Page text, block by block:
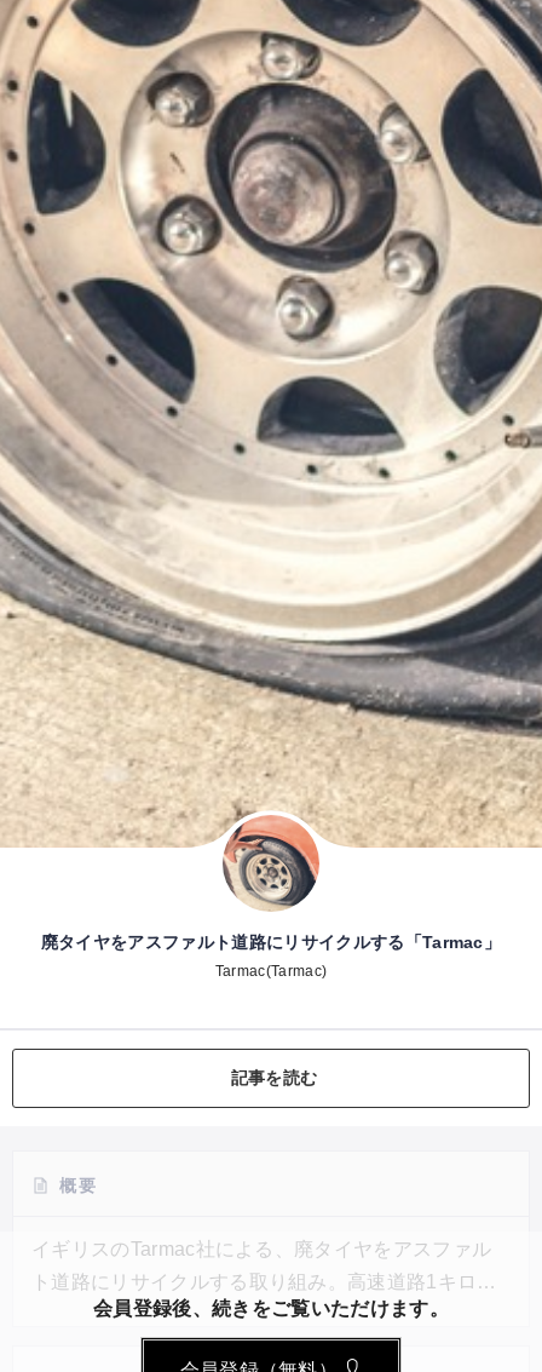
廃タイヤをアスファルト道路にリサイクルする「Tarmac」
Tarmac(Tarmac)
記事を読む
概要
イギリスのTarmac社による、廃タイヤをアスファル
ト道路にリサイクルする取り組み。高速道路1キロメ
ートルあたり最大750本の廃タイヤを利用できると同
社は見積もっており、これはイギリスから輸出される
会員登録後、続きをご覧いただけます。